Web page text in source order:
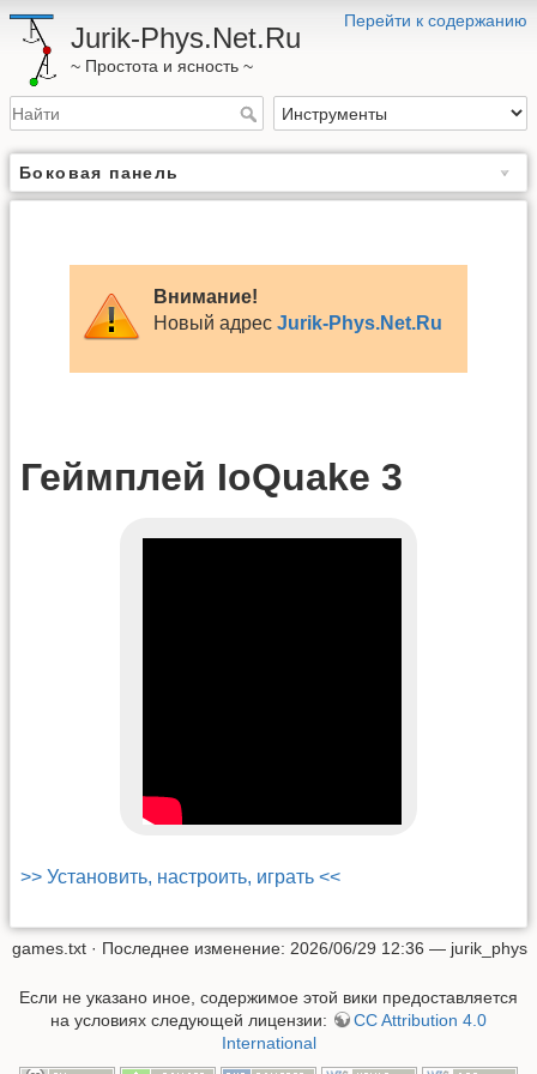
Перейти к содержанию
Jurik-Phys.Net.Ru
~ Простота и ясность ~
Боковая панель
Внимание!
Новый адресJurik-Phys.Net.Ru
Геймплей IoQuake 3
>> Установить, настроить, играть <<
games.txt · Последнее изменение: 2026/06/29 12:36 — jurik_phys
Если не указано иное, содержимое этой вики предоставляется
на условиях следующей лицензии:
CC Attribution 4.0
International